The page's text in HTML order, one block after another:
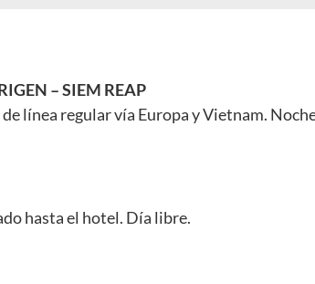
– SIEM REAP
línea regular vía Europa y Vietnam.
hasta el hotel. Día libre.